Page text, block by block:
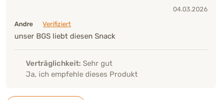
04.03.2026
Andre
Verifiziert
unser BGS liebt diesen Snack
Verträglichkeit: Sehr gut
Ja, ich empfehle dieses Produkt